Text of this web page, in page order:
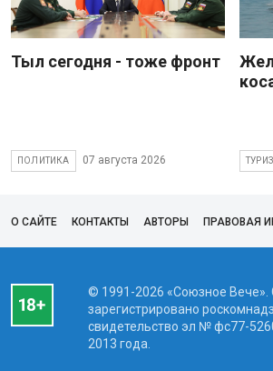
Тыл сегодня - тоже фронт
ПОЛИТИКА 07 августа 2026
О САЙТЕ КОНТАКТЫ АВТОРЫ ПРАВОВАЯ
© 1991-2026 «Союзное Вече».
зарегистрировано
свидетельство эл № фc77-
2013 года.